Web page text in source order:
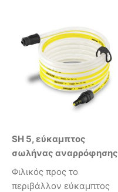
SH 5, εύκαμπτος
σωλήνας αναρρόφησης
Φιλικός προς το
περιβάλλον εύκαμπτος